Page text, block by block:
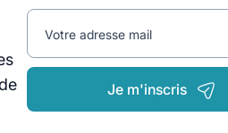
Votre adresse mail
Je m'inscris